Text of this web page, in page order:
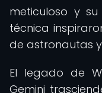
meticuloso y
técnica
de astronautas
El legado de
Gemini